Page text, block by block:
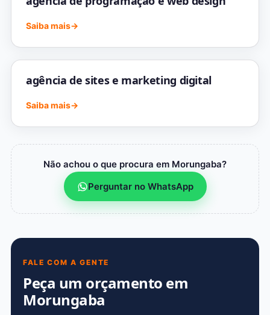
Saiba mais→
agência de sites e marketing digital
Saiba mais→
Não achou o que procura em Morungaba?
Perguntar no WhatsApp
FALE COM A GENTE
Peça um orçamento em
Morungaba